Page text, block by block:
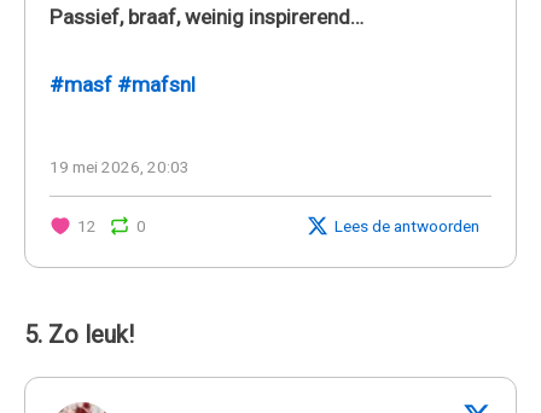
Passief, braaf, weinig inspirerend…
#masf #mafsnl
19 mei 2026, 20:03
12 0 Lees de antwoorden
5. Zo leuk!